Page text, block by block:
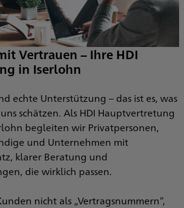
Vertrauen – Ihre HDI
in Iserlohn
echte Unterstützung – das ist es, was
schätzen. Als HDI Hauptvertretung
begleiten wir Privatpersonen,
und Unternehmen mit
klarer Beratung und
die wirklich passen.
nicht als „Vertragsnummern“,